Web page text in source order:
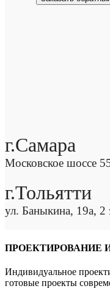
г.Самара
Московское шоссе
г.Тольятти
ул. Баныкина, 19а, 2
ПРОЕКТИРОВАНИЕ
Индивидуальное
готовые проекты